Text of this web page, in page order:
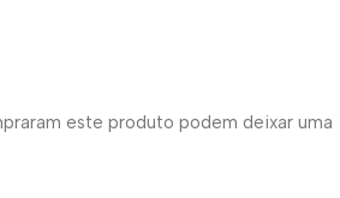
este produto podem deixar uma